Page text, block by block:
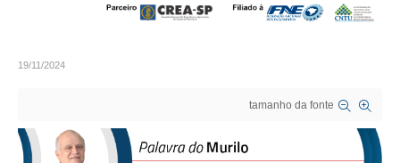
GALERIA EX-PRESIDENTES
19/11/2024
tamanho da fonte